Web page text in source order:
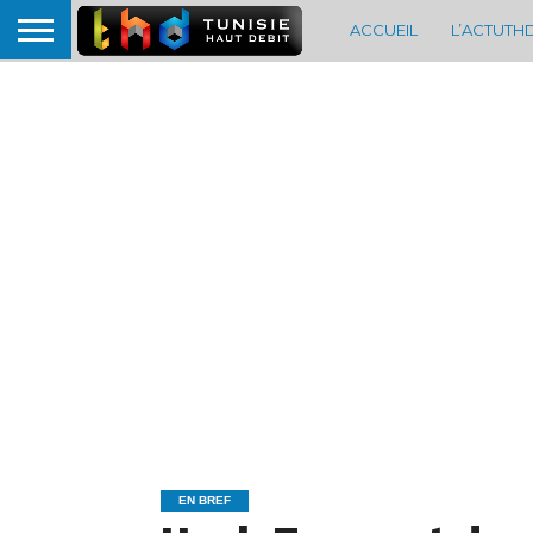
ACCUEIL
EN BREF